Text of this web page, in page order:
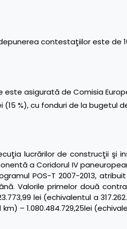
contestaţiilor este de
este asigurată de Comisia
(15 %), cu fonduri de la bugetul
lucrărilor de construcţii şi
a Coridorul IV
POS-T 2007-2013,
Valorile primelor două
lei (echivalentul a
km) – 1.080.484.729,25lei